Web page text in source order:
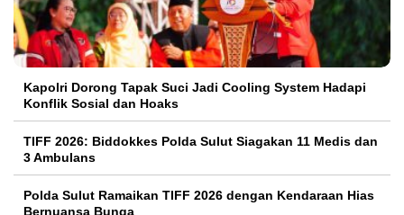
Kapolri Dorong Tapak Suci Jadi Cooling System Hadapi
Konflik Sosial dan Hoaks
TIFF 2026: Biddokkes Polda Sulut Siagakan 11 Medis dan
3 Ambulans
Polda Sulut Ramaikan TIFF 2026 dengan Kendaraan Hias
Bernuansa Bunga